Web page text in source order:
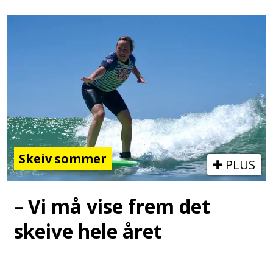
Skeiv sommer PLUS
– Vi må vise frem det
skeive hele året